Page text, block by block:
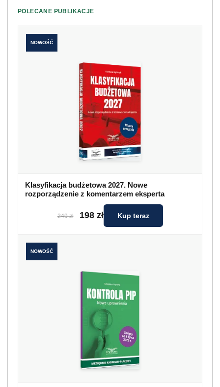
POLECANE PUBLIKACJE
NOWOŚĆ
Klasyfikacja budżetowa 2027. Nowe
rozporządzenie z komentarzem eksperta
249 zł 198 zł Kup teraz
NOWOŚĆ